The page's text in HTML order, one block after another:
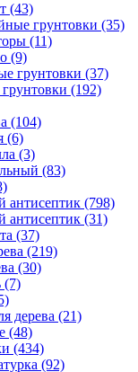
(43)
грунтовки (35)
(11)
(9)
грунтовки (37)
(192)
(104)
(6)
(3)
(83)
антисептик (798)
антисептик (31)
(37)
(219)
(30)
(7)
дерева (21)
(48)
(434)
(92)